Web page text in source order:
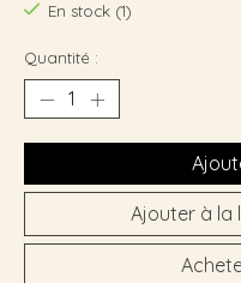
En stock (1)
Quantité :
Ajouter à la